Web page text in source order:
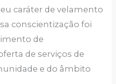
caráter de velamento
conscientização foi
de
de serviços de
e do âmbito